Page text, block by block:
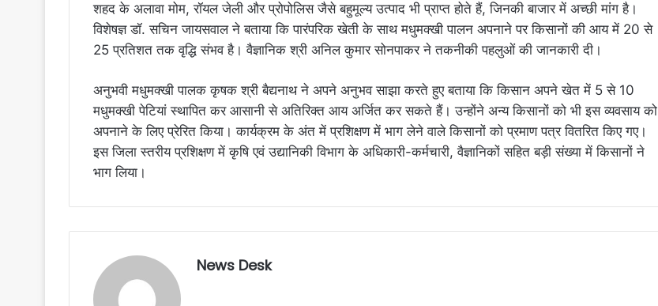
शहद के अलावा मोम, रॉयल जेली और प्रोपोलिस जैसे बहुमूल्य उत्पाद भी प्राप्त होते हैं, जिनकी बाजार में अच्छी मांग है।
विशेषज्ञ डॉ. सचिन जायसवाल ने बताया कि पारंपरिक खेती के साथ मधुमक्खी पालन अपनाने पर किसानों की आय में 20 से
25 प्रतिशत तक वृद्धि संभव है। वैज्ञानिक श्री अनिल कुमार सोनपाकर ने तकनीकी पहलुओं की जानकारी दी।
अनुभवी मधुमक्खी पालक कृषक श्री बैद्यनाथ ने अपने अनुभव साझा करते हुए बताया कि किसान अपने खेत में 5 से 10
मधुमक्खी पेटियां स्थापित कर आसानी से अतिरिक्त आय अर्जित कर सकते हैं। उन्होंने अन्य किसानों को भी इस व्यवसाय को
अपनाने के लिए प्रेरित किया। कार्यक्रम के अंत में प्रशिक्षण में भाग लेने वाले किसानों को प्रमाण पत्र वितरित किए गए।
इस जिला स्तरीय प्रशिक्षण में कृषि एवं उद्यानिकी विभाग के अधिकारी-कर्मचारी, वैज्ञानिकों सहित बड़ी संख्या में किसानों ने
भाग लिया।
News Desk